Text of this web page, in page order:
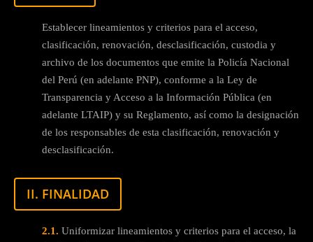
Establecer lineamientos y criterios para el acceso,
clasificación, renovación, desclasificación, custodia y
archivo de los documentos que emite la Policía Nacional
del Perú (en adelante PNP), conforme a la Ley de
Transparencia y Acceso a la Información Pública (en
adelante LTAIP) y su Reglamento, así como la designación
de los responsables de esta clasificación, renovación y
desclasificación.
II. FINALIDAD
2.1. Uniformizar lineamientos y criterios para el acceso, la